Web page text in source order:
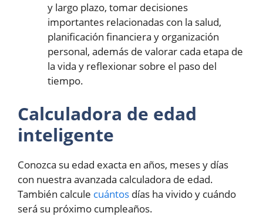
y largo plazo, tomar decisiones
importantes relacionadas con la salud,
planificación financiera y organización
personal, además de valorar cada etapa de
la vida y reflexionar sobre el paso del
tiempo.
Calculadora de edad
inteligente
Conozca su edad exacta en años, meses y días
con nuestra avanzada calculadora de edad.
También calcule cuántos días ha vivido y cuándo
será su próximo cumpleaños.